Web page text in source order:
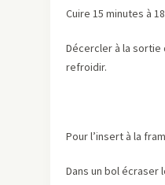
Cuire 15 minutes à
Décercler à la
refroidir.
Pour l’insert à la
Dans un bol écraser